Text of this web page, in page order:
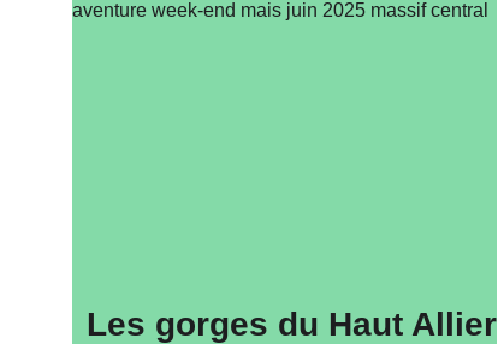
Les gorges du Haut Allier